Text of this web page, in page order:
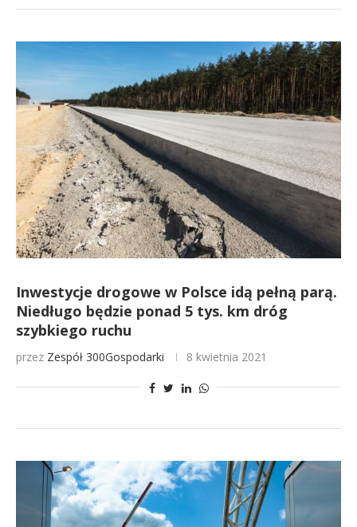
Inwestycje drogowe w Polsce idą pełną parą.
Niedługo będzie ponad 5 tys. km dróg
szybkiego ruchu
przez Zespół 300Gospodarki 8 kwietnia 2021